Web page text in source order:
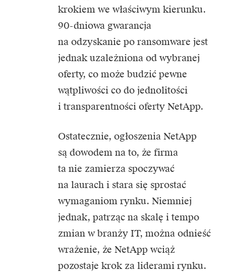
krokiem we właściwym kierunku.
90-dniowa gwarancja
na odzyskanie po ransomware jest
jednak uzależniona od wybranej
oferty, co może budzić pewne
wątpliwości co do jednolitości
i transparentności oferty NetApp.
Ostatecznie, ogłoszenia NetApp
są dowodem na to, że firma
ta nie zamierza spoczywać
na laurach i stara się sprostać
wymaganiom rynku. Niemniej
jednak, patrząc na skalę i tempo
zmian w branży IT, można odnieść
wrażenie, że NetApp wciąż
pozostaje krok za liderami rynku.